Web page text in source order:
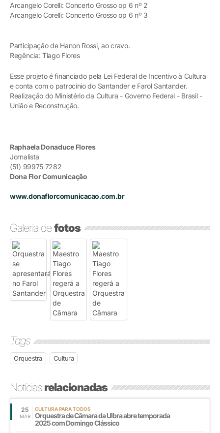
Arcangelo Corelli: Concerto Grosso op 6 nº 2
Arcangelo Corelli: Concerto Grosso op 6 nº 3
Participação de Hanon Rossi, ao cravo.
Regência: Tiago Flores
Esse projeto é financiado pela Lei Federal de Incentivo à Cultura
e conta com o patrocínio do Santander e Farol Santander.
Realização do Ministério da Cultura - Governo Federal - Brasil -
União e Reconstrução.
Raphaela Donaduce Flores
Jornalista
(51) 99975 7282
Dona Flor Comunicação
www.donaflorcomunicacao.com.br
Galeria defotos
Tags
Orquestra Cultura
Notíciasrelacionadas
25
MAR
CULTURA PARA TODOS
Orquestra de Câmara da Ulbra abre temporada
2025 com Domingo Clássico